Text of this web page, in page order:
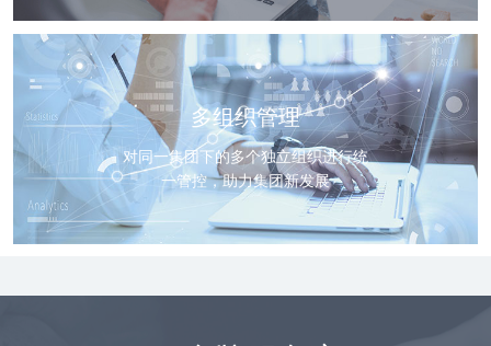
多组织管理
对同一集团下的多个独立组织进行统
一管控，助力集团新发展